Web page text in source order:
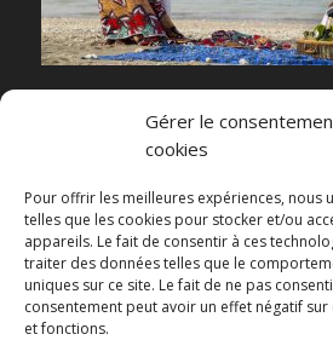
Gérer le
cookies
Pour offrir les meilleures expériences, nous
telles que les cookies pour stocker et/ou
appareils. Le fait de consentir à ces
traiter des données telles que le
uniques sur ce site. Le fait de ne pas
consentement peut avoir un effet négatif
et fonctions.